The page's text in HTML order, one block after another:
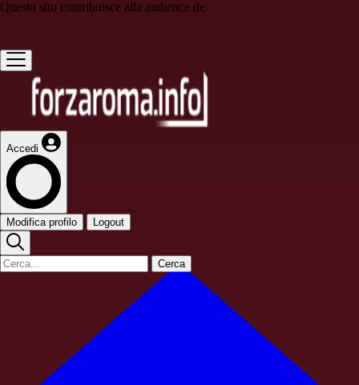
Questo sito contribuisce alla audience de
Accedi
Modifica profilo Logout
Cerca